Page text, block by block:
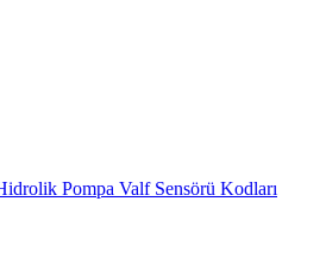
Pompa Valf Sensörü Kodları